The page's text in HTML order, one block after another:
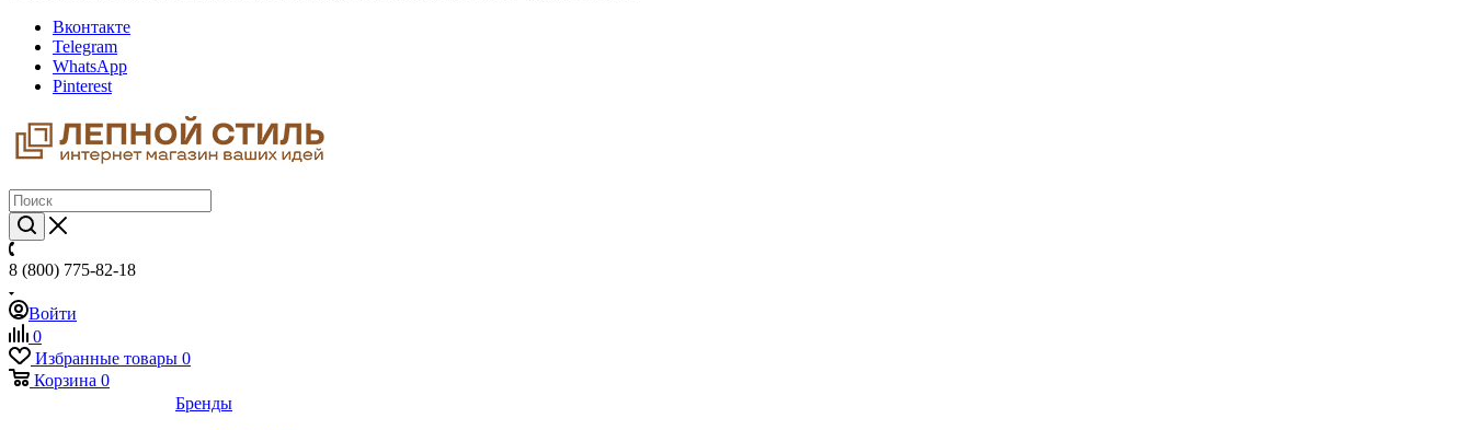
Вконтакте
Telegram
WhatsApp
Pinterest
8 (800) 775-82-18
Войти
0
Избранные товары 0
Корзина 0
Бренды